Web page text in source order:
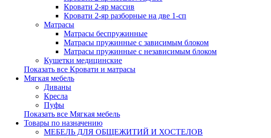
Кровати 2-яр массив
Кровати 2-яр разборные на две 1-сп
Матрасы
Матрасы беспружинные
Матрасы пружинные с зависимым блоком
Матрасы пружинные с независимым блоком
Кушетки медицинские
Показать все Кровати и матрасы
Мягкая мебель
Диваны
Кресла
Пуфы
Показать все Мягкая мебель
Товары по назначению
МЕБЕЛЬ ДЛЯ ОБЩЕЖИТИЙ И ХОСТЕЛОВ